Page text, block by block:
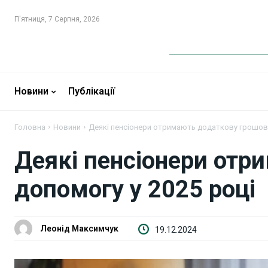
Бізнес
Фінанси
Валютний ринок
Криптовалюта
Бізнес
Фінанси
Валютний ринок
Криптовалюта
П'ятниця, 7 Серпня, 2026
Новини Публікації
Головна Новини Деякі пенсіонери отримають додаткову
Деякі пенсіонери
допомогу у 2025 році
Леонід Максимчук 19.12.2024